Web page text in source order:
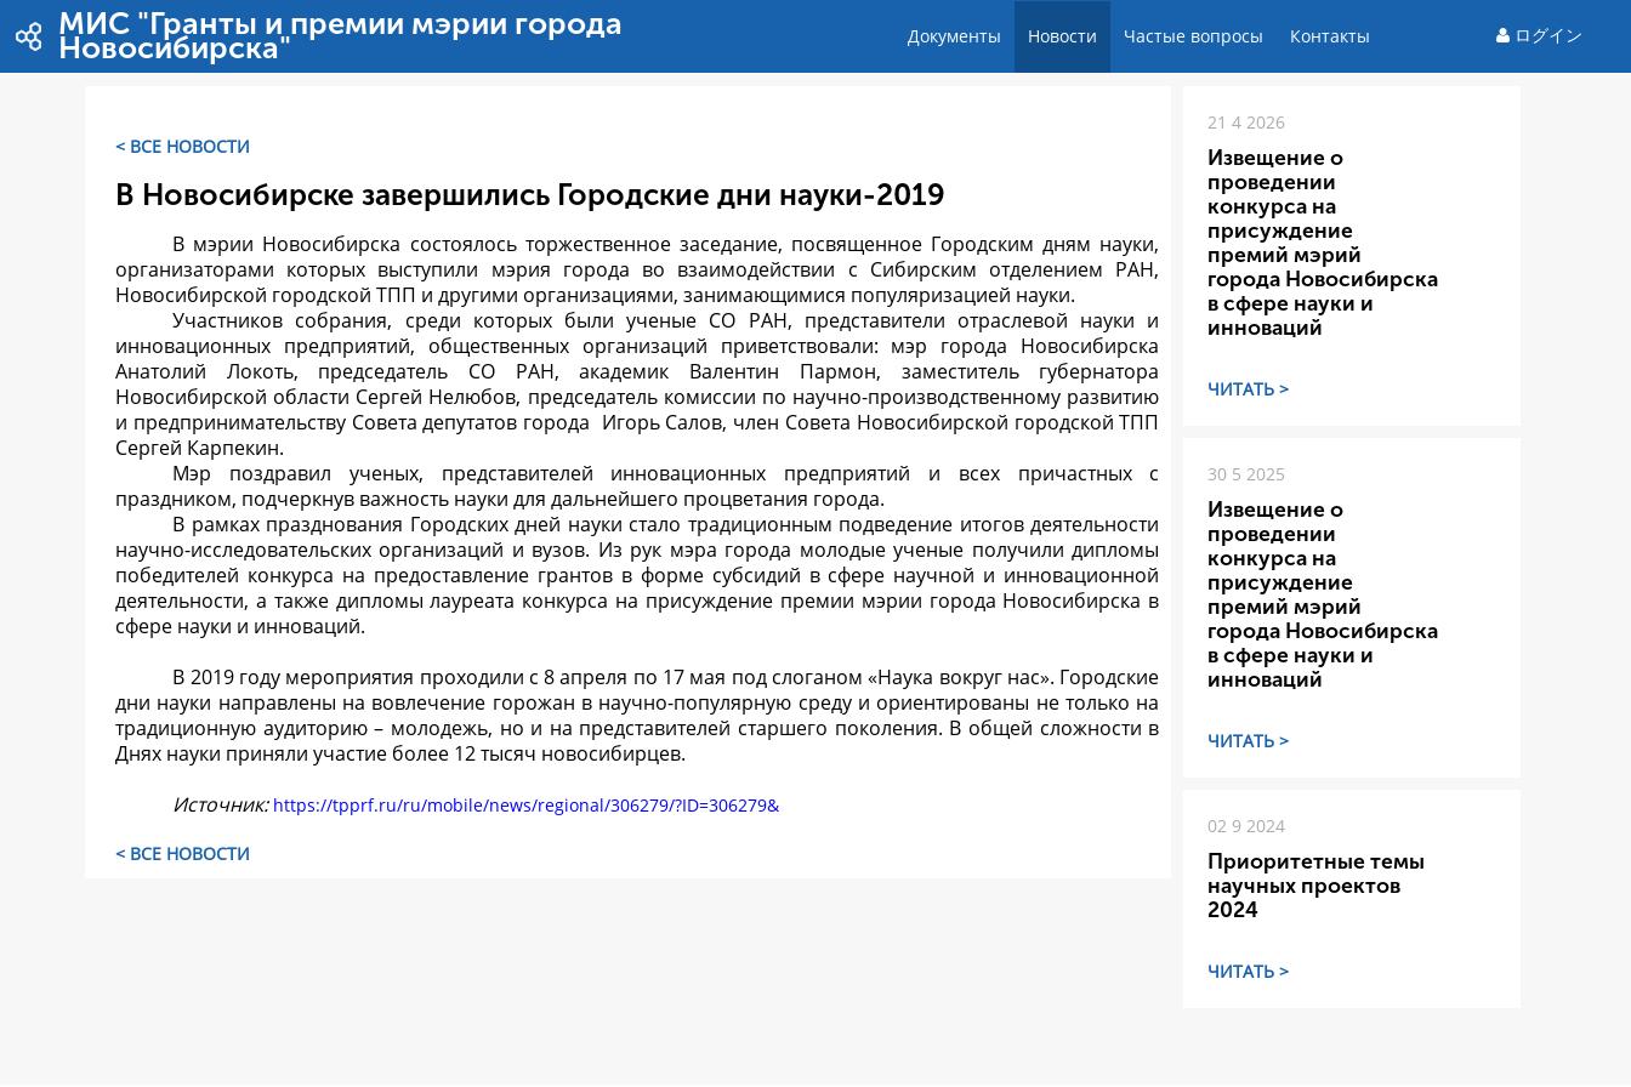
内容へスキップ
МИС "Гранты и премии мэрии города
Новосибирска" Документы Новости Частые вопросы Контакты ログイン
< ВСЕ НОВОСТИ
В Новосибирске завершились Городские дни науки-2019
В мэрии Новосибирска состоялось торжественное заседание, посвященное Городским дням науки,
организаторами которых выступили мэрия города во взаимодействии с Сибирским отделением РАН,
Новосибирской городской ТПП и другими организациями, занимающимися популяризацией науки.
Участников собрания, среди которых были ученые СО РАН, представители отраслевой науки и
инновационных предприятий, общественных организаций приветствовали: мэр города Новосибирска
Анатолий Локоть, председатель СО РАН, академик Валентин Пармон, заместитель губернатора
Новосибирской области Сергей Нелюбов, председатель комиссии по научно-производственному развитию
и предпринимательству Совета депутатов города Игорь Салов, член Совета Новосибирской городской ТПП
Сергей Карпекин.
Мэр поздравил ученых, представителей инновационных предприятий и всех причастных с
праздником, подчеркнув важность науки для дальнейшего процветания города.
В рамках празднования Городских дней науки стало традиционным подведение итогов деятельности
научно-исследовательских организаций и вузов. Из рук мэра города молодые ученые получили дипломы
победителей конкурса на предоставление грантов в форме субсидий в сфере научной и инновационной
деятельности, а также дипломы лауреата конкурса на присуждение премии мэрии города Новосибирска в
сфере науки и инноваций.
В 2019 году мероприятия проходили с 8 апреля по 17 мая под слоганом «Наука вокруг нас». Городские
дни науки направлены на вовлечение горожан в научно-популярную среду и ориентированы не только на
традиционную аудиторию – молодежь, но и на представителей старшего поколения. В общей сложности в
Днях науки приняли участие более 12 тысяч новосибирцев.
Источник: https://tpprf.ru/ru/mobile/news/regional/306279/?ID=306279&
< ВСЕ НОВОСТИ
21 4 2026
Извещение о
проведении
конкурса на
присуждение
премий мэрий
города Новосибирска
в сфере науки и
инноваций
ЧИТАТЬ >
30 5 2025
Извещение о
проведении
конкурса на
присуждение
премий мэрий
города Новосибирска
в сфере науки и
инноваций
ЧИТАТЬ >
02 9 2024
Приоритетные темы
научных проектов
2024
ЧИТАТЬ >